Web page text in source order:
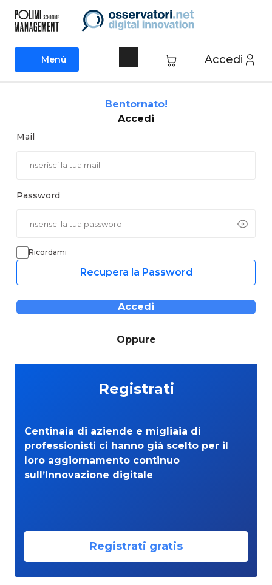
contenuto
Accedi
Menù
Bentornato!
Accedi
Mail
Password
Ricordami
Recupera la Password
Accedi
Oppure
Registrati
Centinaia di aziende e migliaia di
professionisti ci hanno già scelto per il
loro aggiornamento continuo
sull’Innovazione digitale
Registrati gratis